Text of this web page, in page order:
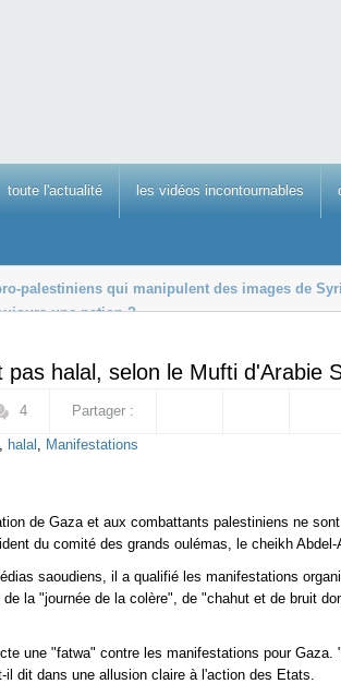
toute l'actualité les vidéos incontournables
palestiniens qui manipulent des images de
une nation ?
halal, selon le Mufti d'Arabie
4 Partager :
, halal , Manifestations
de Gaza et aux combattants palestiniens ne
du comité des grands oulémas, le cheikh Abdel-
saoudiens, il a qualifié les manifestations
la "journée de la colère", de "chahut et de bruit
une "fatwa" contre les manifestations pour Gaza.
dit dans une allusion claire à l'action des Etats.